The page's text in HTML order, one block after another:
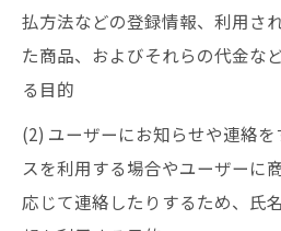
払方法などの登録情報、利用さ
た商品、およびそれらの代金な
る目的
(2) ユーザーにお知らせや連絡
スを利用する場合やユーザーに
応じて連絡したりするため、氏